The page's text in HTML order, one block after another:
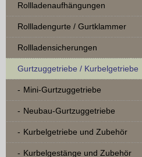
Rollladenaufhängungen
Rollladengurte / Gurtklammer
Rollladensicherungen
Gurtzuggetriebe / Kurbelgetriebe
Mini-Gurtzuggetriebe
Neubau-Gurtzuggetriebe
Kurbelgetriebe und Zubehör
Kurbelgestänge und Zubehör